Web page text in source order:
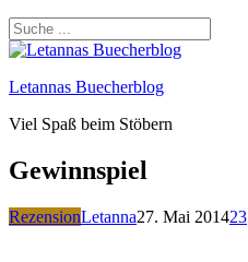
Letannas Buecherblog
Viel Spaß beim Stöbern
Gewinnspiel
RezensionLetanna27. Mai 201423